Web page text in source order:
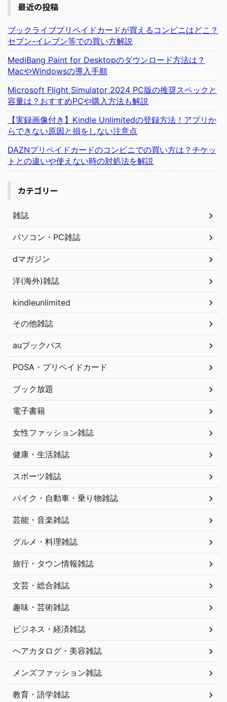
最近の投稿
ブックライブプリペイドカードが買えるコンビニはどこ？
セブン-イレブン等での買い方解説
MediBang Paint for Desktopのダウンロード方法は？
MacやWindowsの導入手順
Microsoft Flight Simulator 2024 PC版の推奨スペックと
容量は？おすすめPCや購入方法も解説
【実録画像付き】Kindle Unlimitedの登録方法！アプリか
らできない原因と損をしない注意点
DAZNプリペイドカードのコンビニでの買い方は？チケッ
トとの違いや使えない時の対処法を解説
カテゴリー
雑誌
パソコン・PC雑誌
dマガジン
洋(海外)雑誌
kindleunlimited
その他雑誌
auブックパス
POSA・プリペイドカード
ブック放題
電子書籍
女性ファッション雑誌
健康・生活雑誌
スポーツ雑誌
バイク・自動車・乗り物雑誌
芸能・音楽雑誌
グルメ・料理雑誌
旅行・タウン情報雑誌
文芸・総合雑誌
趣味・芸術雑誌
ビジネス・経済雑誌
ヘアカタログ・美容雑誌
メンズファッション雑誌
教育・語学雑誌